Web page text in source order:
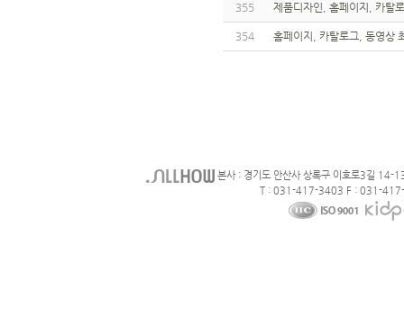
355 제품디자인, 홈페이지, 카
354 홈페이지, 카탈로그, 동영
본사 : 경기도 안산사 상록구 이호로3길 14-
T : 031-417-3403 F : 031-